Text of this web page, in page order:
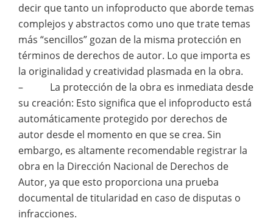
decir que tanto un infoproducto que aborde temas
complejos y abstractos como uno que trate temas
más “sencillos” gozan de la misma protección en
términos de derechos de autor. Lo que importa es
la originalidad y creatividad plasmada en la obra.
– La protección de la obra es inmediata desde
su creación: Esto significa que el infoproducto está
automáticamente protegido por derechos de
autor desde el momento en que se crea. Sin
embargo, es altamente recomendable registrar la
obra en la Dirección Nacional de Derechos de
Autor, ya que esto proporciona una prueba
documental de titularidad en caso de disputas o
infracciones.